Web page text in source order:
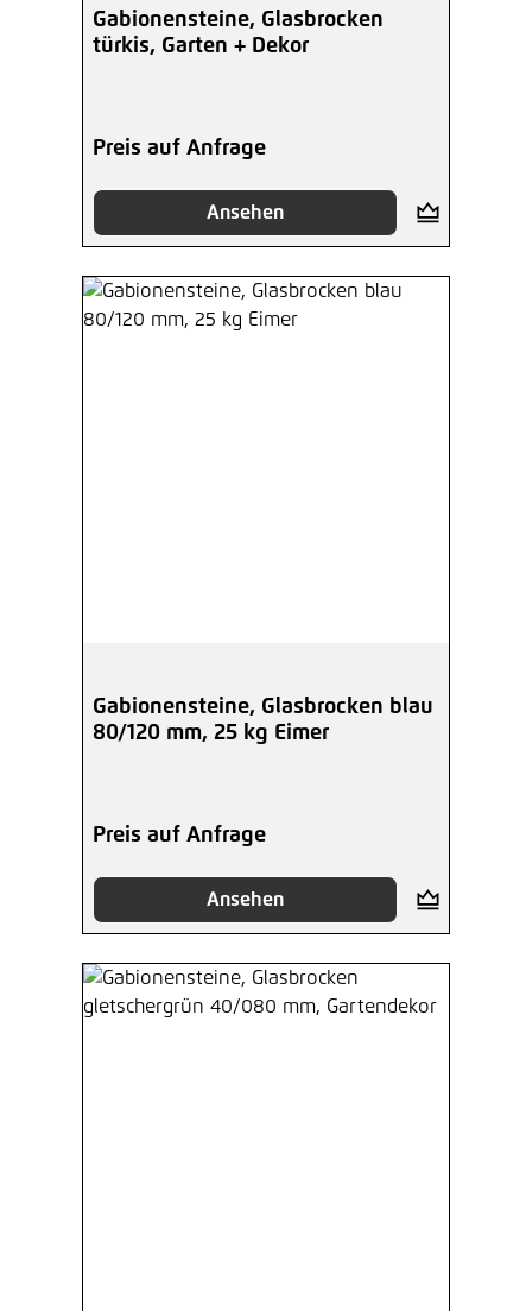
Gabionensteine, Glasbrocken
türkis, Garten + Dekor
Preis auf Anfrage
Ansehen
Gabionensteine, Glasbrocken blau
80/120 mm, 25 kg Eimer
Preis auf Anfrage
Ansehen